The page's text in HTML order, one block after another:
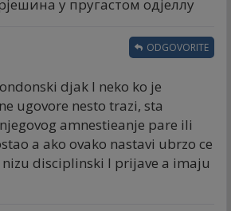
у пругастом одјеллу
djak I neko ko je
ugovore nesto trazi, sta
amnestieanje pare ili
a ako ovako nastavi ubrzo ce
disciplinski I prijave a imaju
ODGOVORITE